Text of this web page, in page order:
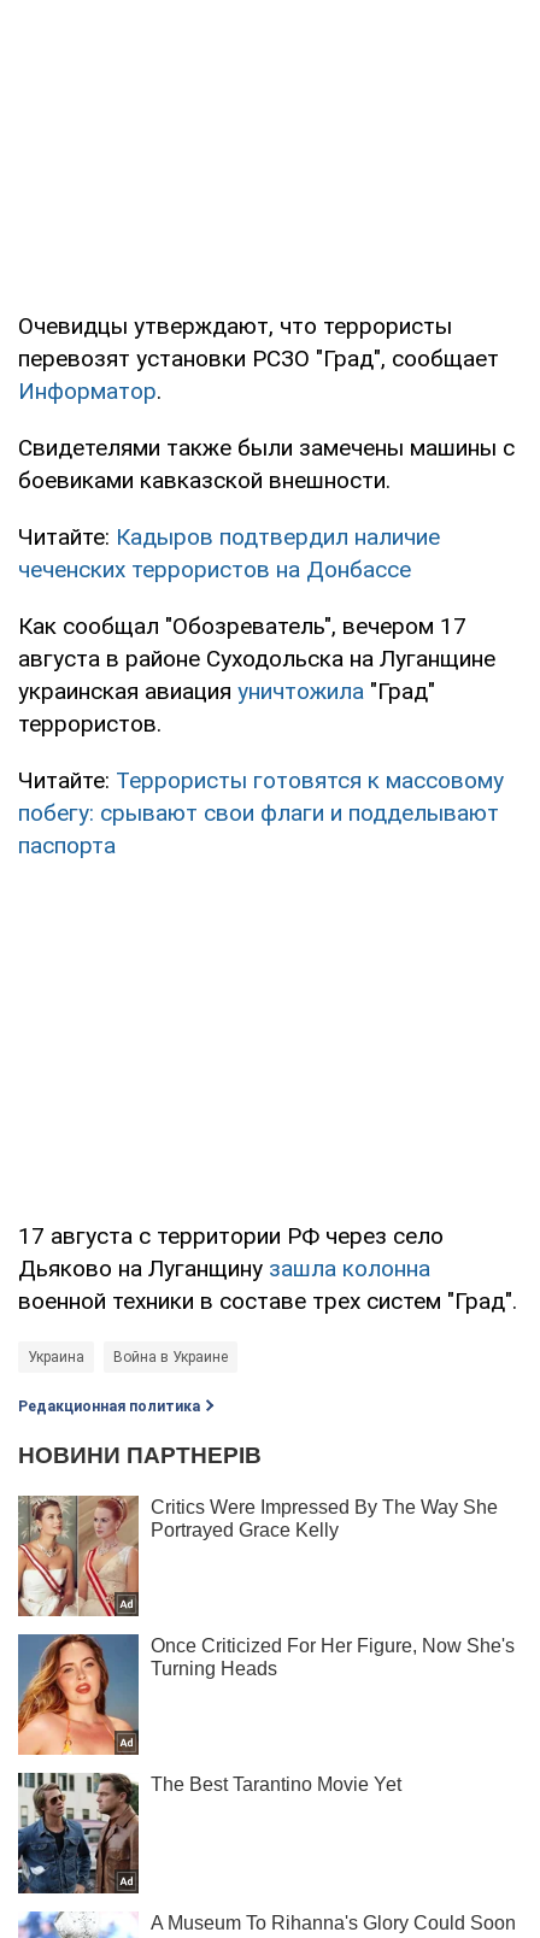
Очевидцы утверждают, что террористы
перевозят установки РСЗО "Град", сообщает
Информатор.
Свидетелями также были замечены машины с
боевиками кавказской внешности.
Читайте: Кадыров подтвердил наличие
чеченских террористов на Донбассе
Как сообщал "Обозреватель", вечером 17
августа в районе Суходольска на Луганщине
украинская авиация уничтожила "Град"
террористов.
Читайте: Террористы готовятся к массовому
побегу: срывают свои флаги и подделывают
паспорта
17 августа с территории РФ через село
Дьяково на Луганщину зашла колонна
военной техники в составе трех систем "Град".
Украина Война в Украине
Редакционная политика